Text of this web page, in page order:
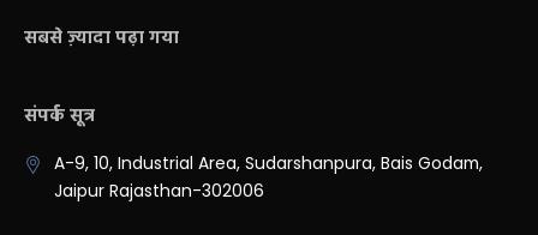
सबसे ज़्यादा पढ़ा गया
संपर्क सूत्र
A-9, 10, Industrial Area, Sudarshanpura, Bais Godam,
Jaipur Rajasthan-302006